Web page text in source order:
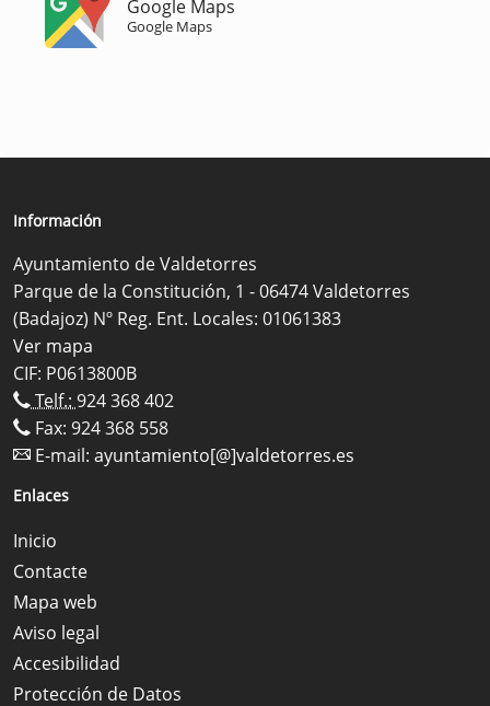
Google Maps
Google Maps
Información
Ayuntamiento de Valdetorres
Parque de la Constitución, 1 - 06474 Valdetorres
(Badajoz) Nº Reg. Ent. Locales: 01061383
Ver mapa
CIF: P0613800B
Telf.: 924 368 402
Fax: 924 368 558
E-mail: ayuntamiento[@]valdetorres.es
Enlaces
Inicio
Contacte
Mapa web
Aviso legal
Accesibilidad
Protección de Datos